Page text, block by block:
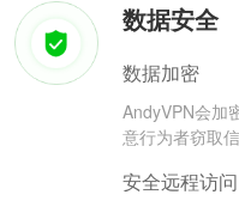
数据安全
数据加密
AndyVPN会加
意行为者窃取信
安全远程访问